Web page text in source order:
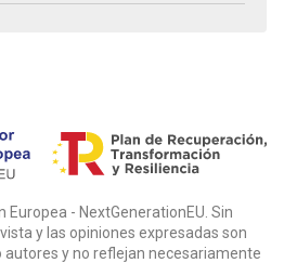
Europea - NextGenerationEU. Sin
y las opiniones expresadas son
y no reflejan necesariamente